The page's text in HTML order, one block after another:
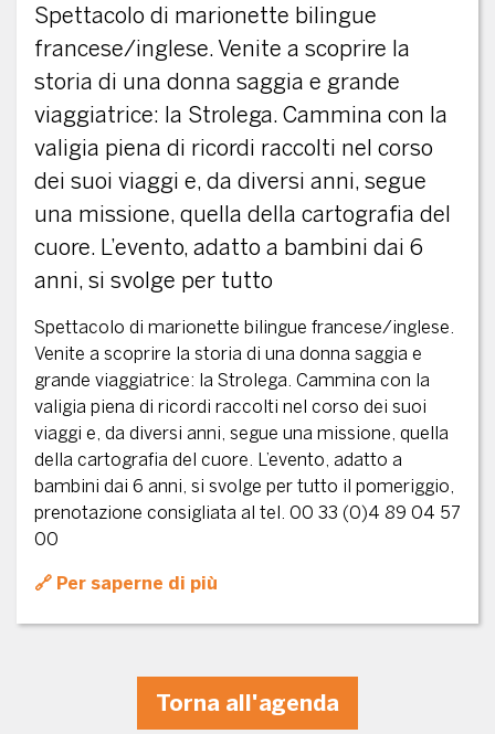
Spettacolo di marionette bilingue
francese/inglese. Venite a scoprire la
storia di una donna saggia e grande
viaggiatrice: la Strolega. Cammina con la
valigia piena di ricordi raccolti nel corso
dei suoi viaggi e, da diversi anni, segue
una missione, quella della cartografia del
cuore. L’evento, adatto a bambini dai 6
anni, si svolge per tutto
Spettacolo di marionette bilingue francese/inglese.
Venite a scoprire la storia di una donna saggia e
grande viaggiatrice: la Strolega. Cammina con la
valigia piena di ricordi raccolti nel corso dei suoi
viaggi e, da diversi anni, segue una missione, quella
della cartografia del cuore. L’evento, adatto a
bambini dai 6 anni, si svolge per tutto il pomeriggio,
prenotazione consigliata al tel. 00 33 (0)4 89 04 57
00
Per saperne di più
Torna all'agenda